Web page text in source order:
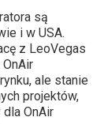
są
i w USA.
z LeoVegas
ale stanie
projektów,
OnAir